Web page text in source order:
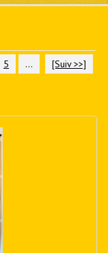
5 ...
[Suiv >>]